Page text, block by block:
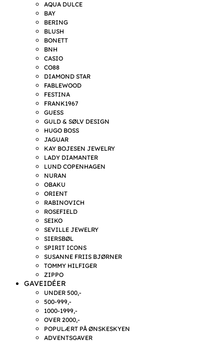
AQUA DULCE
BAY
BERING
BLUSH
BONETT
BNH
CASIO
CO88
DIAMOND STAR
FABLEWOOD
FESTINA
FRANK1967
GUESS
GULD & SØLV DESIGN
HUGO BOSS
JAGUAR
KAY BOJESEN JEWELRY
LADY DIAMANTER
LUND COPENHAGEN
NURAN
OBAKU
ORIENT
RABINOVICH
ROSEFIELD
SEIKO
SEVILLE JEWELRY
SIERSBØL
SPIRIT ICONS
SUSANNE FRIIS BJØRNER
TOMMY HILFIGER
ZIPPO
GAVEIDÉER
UNDER 500,-
500-999,-
1000-1999,-
OVER 2000,-
POPULÆRT PÅ ØNSKESKYEN
ADVENTSGAVER